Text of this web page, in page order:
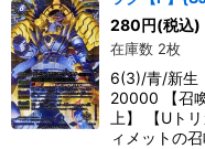
280 円(税込)
在庫数 2枚
6(3)/青/新生
20000 【召
上】 【Uト
ィメットの